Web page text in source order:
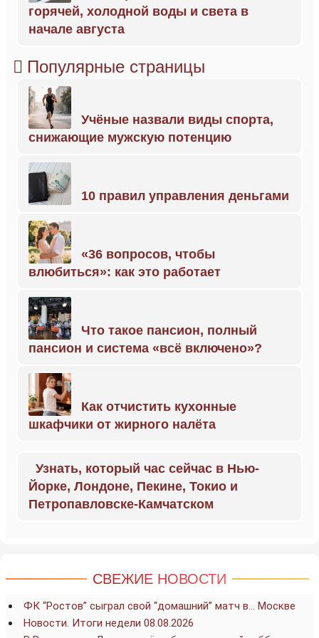
горячей, холодной воды и света в
начале августа
Популярные страницы
Учёные назвали виды спорта,
снижающие мужскую потенцию
10 правил управления деньгами
«36 вопросов, чтобы
влюбиться»: как это работает
Что такое пансион, полный
пансион и система «всё включено»?
Как отчистить кухонные
шкафчики от жирного налёта
Узнать, который час сейчас в Нью-
Йорке, Лондоне, Пекине, Токио и
Петропавловске-Камчатском
СВЕЖИЕ НОВОСТИ
ФК “Ростов” сыграл свой “домашний” матч в… Москве
Новости. Итоги недели 08.08.2026